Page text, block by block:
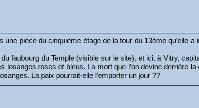
pièce du cinquième étage de la tour du 13ème qu’elle
faubourg du Temple (visible sur le site), et ici, à Vitry,
roses et bleus. La mort que l’on devine derrière la
La paix pourrait-elle l’emporter un jour ??